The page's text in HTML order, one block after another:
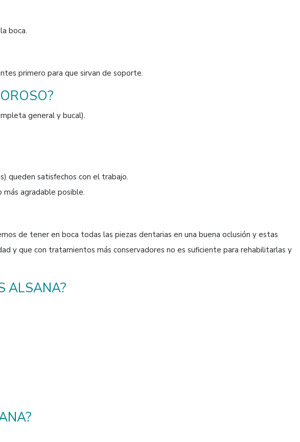
boca.
primero para que sirvan de soporte.
general y bucal).
queden satisfechos con el trabajo.
más agradable posible.
de tener en boca todas las piezas dentarias en una buena oclusión y estas
y que con tratamientos más conservadores no es suficiente para rehabilitarlas y
ALSANA?